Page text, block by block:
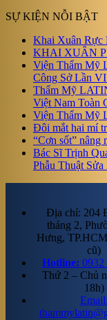
SỰ KIỆN NỖI BẬT
Khai Xuân Rực
KHAI XUÂN
Viện Thẩm Mỹ
Công Sở Lần
Thẩm Mỹ
Việt Nam Toàn
Viện Thẩm Mỹ
Đôi mắt hai mí
“Cơn sốt” nâng
Bác Sĩ Trịnh
Phẫu Thuật Sửa
Địa chỉ: 204
tháng 2,
Hưng,
cũ)
Hotline: 0932
Thứ 2 – Chủ
18h)
Email: